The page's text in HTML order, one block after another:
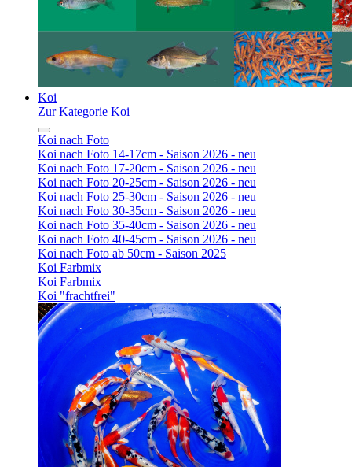
Koi
Zur Kategorie Koi
Koi nach Foto
Koi nach Foto 14-17cm - Saison 2026 - neu
Koi nach Foto 17-20cm - Saison 2026 - neu
Koi nach Foto 20-25cm - Saison 2026 - neu
Koi nach Foto 25-30cm - Saison 2026 - neu
Koi nach Foto 30-35cm - Saison 2026 - neu
Koi nach Foto 35-40cm - Saison 2026 - neu
Koi nach Foto 40-45cm - Saison 2026 - neu
Koi nach Foto ab 50cm - Saison 2025
Koi Farbmix
Koi Farbmix
Koi "frachtfrei"